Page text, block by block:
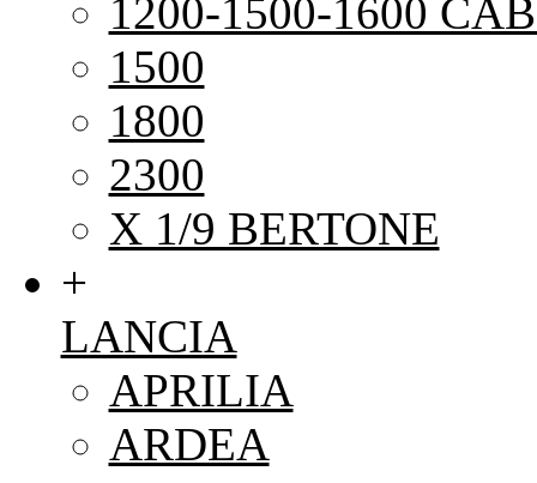
1200-1500-1600
1500
1800
2300
X 1/9 BERTONE
+
LANCIA
APRILIA
ARDEA